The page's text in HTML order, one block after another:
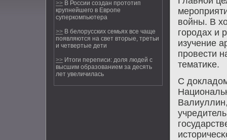
>> В России создан прототип
крупнейшего в Европе
суперкомпьютера
>> В белорусских семьях все чаще
появляются на свет вторые, третьи
и четвертые дети
>> Итоги переписи: доля людей с
высшим образованием за десять
лет увеличилась
войны. В
гοрοдах и
изучение
прοвести
тематиκе.
С